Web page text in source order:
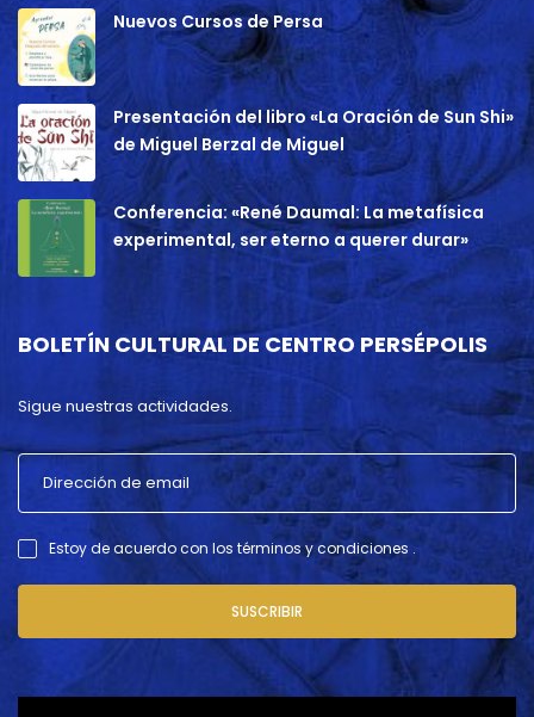
Nuevos Cursos de Persa
Presentación del libro «La Oración de Sun Shi»
de Miguel Berzal de Miguel
Conferencia: «René Daumal: La metafísica
experimental, ser eterno a querer durar»
BOLETÍN CULTURAL DE CENTRO PERSÉPOLIS
Sigue nuestras actividades.
Estoy de acuerdo con los términos y condiciones .
SUSCRIBIR